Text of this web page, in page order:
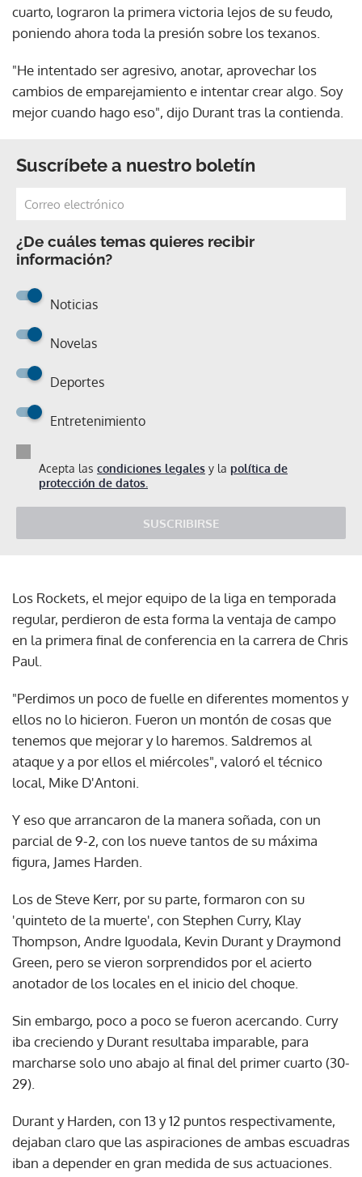
cuarto, lograron la primera victoria lejos de su feudo,
poniendo ahora toda la presión sobre los texanos.
"He intentado ser agresivo, anotar, aprovechar los
cambios de emparejamiento e intentar crear algo. Soy
mejor cuando hago eso", dijo Durant tras la contienda.
Suscríbete a nuestro boletín
¿De cuáles temas quieres recibir
información?
Noticias
Novelas
Deportes
Entretenimiento
Acepta las condiciones legales y la política de
protección de datos.
SUSCRIBIRSE
Los Rockets, el mejor equipo de la liga en temporada
regular, perdieron de esta forma la ventaja de campo
en la primera final de conferencia en la carrera de Chris
Paul.
"Perdimos un poco de fuelle en diferentes momentos y
ellos no lo hicieron. Fueron un montón de cosas que
tenemos que mejorar y lo haremos. Saldremos al
ataque y a por ellos el miércoles", valoró el técnico
local, Mike D'Antoni.
Y eso que arrancaron de la manera soñada, con un
parcial de 9-2, con los nueve tantos de su máxima
figura, James Harden.
Los de Steve Kerr, por su parte, formaron con su
'quinteto de la muerte', con Stephen Curry, Klay
Thompson, Andre Iguodala, Kevin Durant y Draymond
Green, pero se vieron sorprendidos por el acierto
anotador de los locales en el inicio del choque.
Sin embargo, poco a poco se fueron acercando. Curry
iba creciendo y Durant resultaba imparable, para
marcharse solo uno abajo al final del primer cuarto (30-
29).
Durant y Harden, con 13 y 12 puntos respectivamente,
dejaban claro que las aspiraciones de ambas escuadras
iban a depender en gran medida de sus actuaciones.